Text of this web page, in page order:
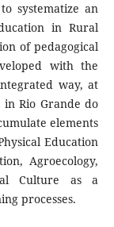
systematize an
in Rural
of pedagogical
with the
way, at
in Rio Grande do
elements
Education
Agroecology,
Culture as a
processes.